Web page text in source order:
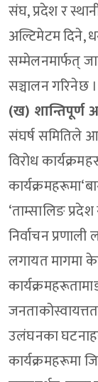
संघ, प्रदेश र
अल्टिमेटम दिने,
सम्मेलनमार्फत्
सञ्चालन गरिनेछ ।
(ख) शान्तिपूर्ण
संघर्ष समितिले
विरोध
‘ताम्सालिङ
निर्वाचन
लगायत मागमा
उलंघनका
कार्यक्रमहरूमा